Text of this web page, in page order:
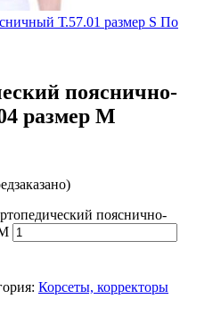
Т.57.01 размер S По
пояснично-
размер M
пояснично-
Корсеты, корректоры